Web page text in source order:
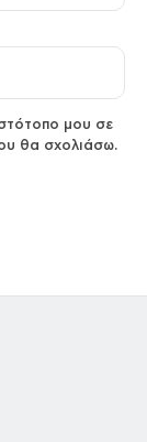
μου σε
θα σχολιάσω.